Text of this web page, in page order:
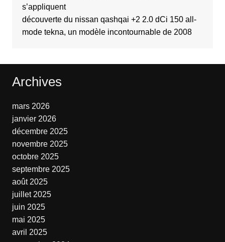
s’appliquent
découverte du nissan qashqai +2 2.0 dCi 150 all-
mode tekna, un modèle incontournable de 2008
Archives
mars 2026
janvier 2026
décembre 2025
novembre 2025
octobre 2025
septembre 2025
août 2025
juillet 2025
juin 2025
mai 2025
avril 2025